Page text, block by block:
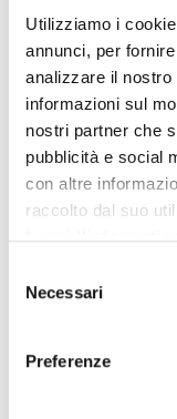
Utilizziamo i
annunci, per
analizzare il
informazioni sul
nostri partner che
pubblicità e social
con altre
raccolto dal suo
Leggi
delNecessari
Preferenze
SUL
piacciono